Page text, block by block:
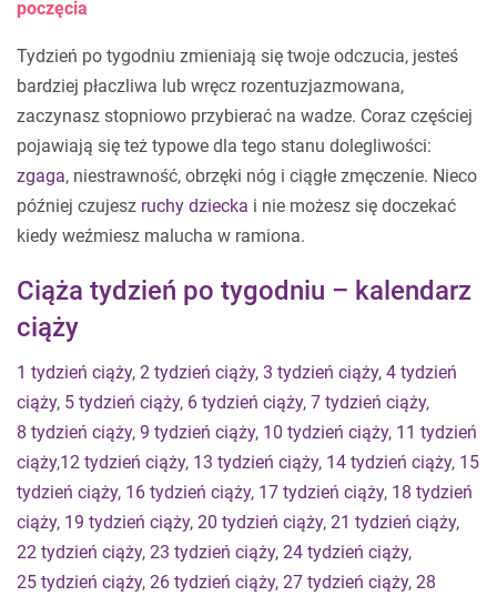
poczęcia
Tydzień po tygodniu zmieniają się twoje odczucia, jesteś
bardziej płaczliwa lub wręcz rozentuzjazmowana,
zaczynasz stopniowo przybierać na wadze. Coraz częściej
pojawiają się też typowe dla tego stanu dolegliwości:
zgaga, niestrawność, obrzęki nóg i ciągłe zmęczenie. Nieco
później czujesz ruchy dziecka i nie możesz się doczekać
kiedy weźmiesz malucha w ramiona.
Ciąża tydzień po tygodniu – kalendarz
ciąży
1 tydzień ciąży, 2 tydzień ciąży, 3 tydzień ciąży, 4 tydzień
ciąży, 5 tydzień ciąży, 6 tydzień ciąży, 7 tydzień ciąży,
8 tydzień ciąży, 9 tydzień ciąży, 10 tydzień ciąży, 11 tydzień
ciąży,12 tydzień ciąży, 13 tydzień ciąży, 14 tydzień ciąży, 15
tydzień ciąży, 16 tydzień ciąży, 17 tydzień ciąży, 18 tydzień
ciąży, 19 tydzień ciąży, 20 tydzień ciąży, 21 tydzień ciąży,
22 tydzień ciąży, 23 tydzień ciąży, 24 tydzień ciąży,
25 tydzień ciąży, 26 tydzień ciąży, 27 tydzień ciąży, 28